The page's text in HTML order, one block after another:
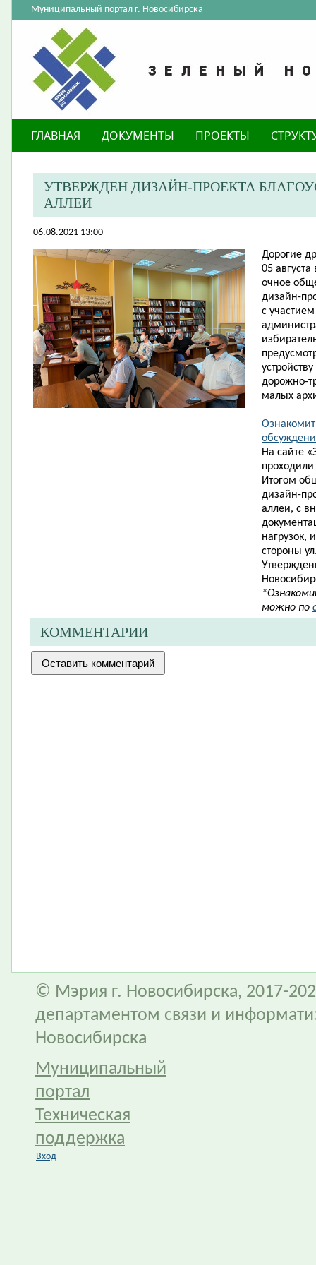
Муниципальный портал г. Новосибирска
ГЛАВНАЯ ДОКУМЕНТЫ ПРОЕКТЫ
УТВЕРЖДЕН ДИЗАЙН-ПРОЕКТА
АЛЛЕИ
06.08.2021 13:00
Дорогие
05
очное
дизайн-
с
дорожно-
малых
На сайте
Итогом
дизайн-
аллеи, с
нагрузок,
стороны
можно по
КОММЕНТАРИИ
© Мэрия г. Новосибирска, 2017-
департаментом связи и
Новосибирска
Муниципальный
портал
Техническая
поддержка
Вход